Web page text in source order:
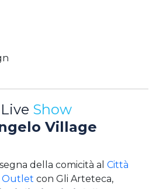
Show
Village
della comicità al Città
Outlet con Gli Arteteca,